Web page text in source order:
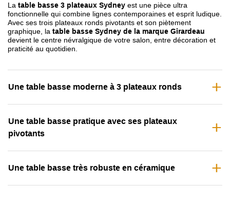
La table basse 3 plateaux Sydney est une pièce ultra
fonctionnelle qui combine lignes contemporaines et esprit ludique.
Avec ses trois plateaux ronds pivotants et son piètement
graphique, la table basse Sydney de la marque Girardeau
devient le centre névralgique de votre salon, entre décoration et
praticité au quotidien.
Une table basse moderne à 3 plateaux ronds
Une table basse pratique avec ses plateaux
pivotants
Une table basse très robuste en céramique